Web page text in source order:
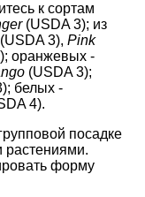
к сортам
(USDA 3); из
(USDA 3), Pink
оранжевых -
(USDA 3);
белых -
4).
посадке
растениями.
форму